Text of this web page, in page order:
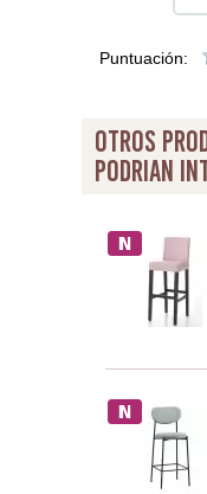
Puntuación:
otros
podrian